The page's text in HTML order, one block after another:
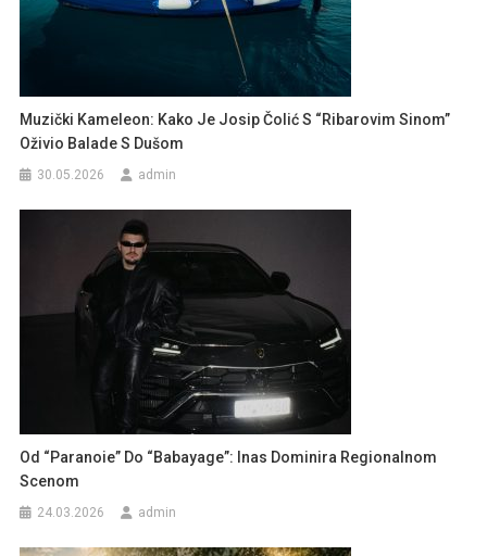
Muzički Kameleon: Kako Je Josip Čolić S “Ribarovim Sinom”
Oživio Balade S Dušom
30.05.2026 admin
Od “Paranoie” Do “Babayage”: Inas Dominira Regionalnom
Scenom
24.03.2026 admin